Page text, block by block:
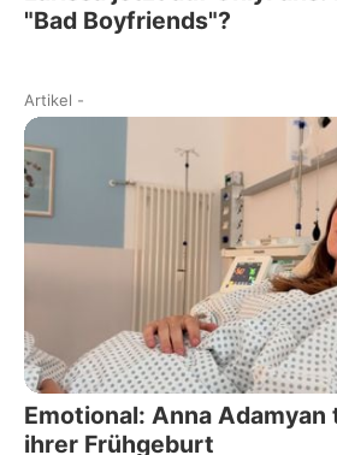
"Bad Boyfriends"?
Artikel -
Emotional: Anna
ihrer Frühgeburt